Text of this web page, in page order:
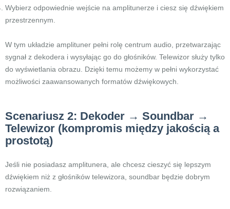
Wybierz odpowiednie wejście na amplitunerze i ciesz się dźwiękiem
przestrzennym.
W tym układzie amplituner pełni rolę centrum audio, przetwarzając
sygnał z dekodera i wysyłając go do głośników. Telewizor służy tylko
do wyświetlania obrazu. Dzięki temu możemy w pełni wykorzystać
możliwości zaawansowanych formatów dźwiękowych.
Scenariusz 2: Dekoder → Soundbar →
Telewizor (kompromis między jakością a
prostotą)
Jeśli nie posiadasz amplitunera, ale chcesz cieszyć się lepszym
dźwiękiem niż z głośników telewizora, soundbar będzie dobrym
rozwiązaniem.